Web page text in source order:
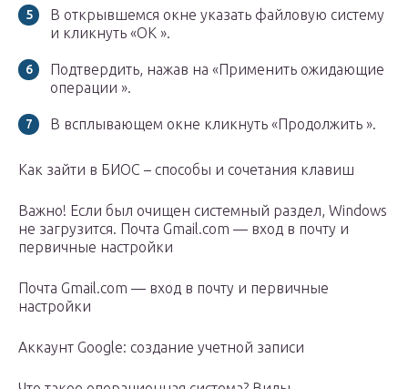
В открывшемся окне указать файловую систему
и кликнуть «ОК ».
Подтвердить, нажав на «Применить ожидающие
операции ».
В всплывающем окне кликнуть «Продолжить ».
Как зайти в БИОС – способы и сочетания клавиш
Важно! Если был очищен системный раздел, Windows
не загрузится. Почта Gmail.com — вход в почту и
первичные настройки
Почта Gmail.com — вход в почту и первичные
настройки
Аккаунт Google: создание учетной записи